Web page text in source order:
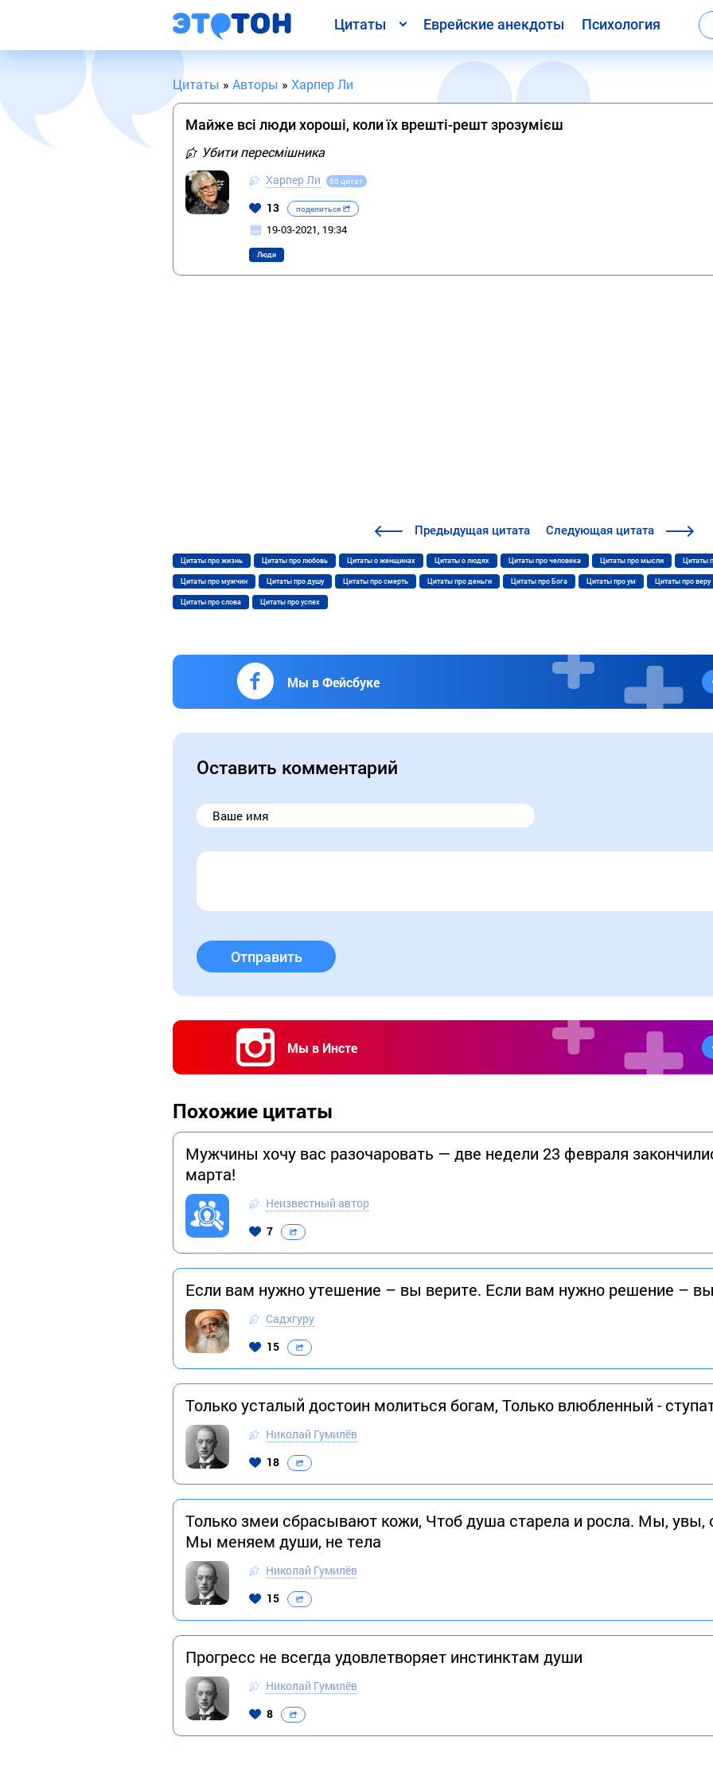
Цитаты Еврейские анекдоты Психология
Цитаты » Авторы » Харпер Ли
Майже всі люди хороші, коли їх врешті-решт зрозумієш
Убити пересмішника
Харпер Ли 65 цитат
13 поделиться
19-03-2021, 19:34
Люди
Предыдущая цитата Следующая цитата
Цитаты про жизнь Цитаты про любовь Цитаты о женщинах Цитаты о людях Цитаты про человека Цитаты про мысли Цитаты
Цитаты про мужчин Цитаты про душу Цитаты про смерть Цитаты про деньги Цитаты про Бога Цитаты про ум Цитаты про веру
Цитаты про слова Цитаты про успех
Мы в Фейсбуке
Оставить комментарий
Отправить
Мы в Инсте
Похожие цитаты
Мужчины хочу вас разочаровать — две недели 23 февраля
марта!
Неизвестный автор
7
Если вам нужно утешение – вы верите. Если вам нужно решение –
Садхгуру
15
Только усталый достоин молиться богам, Только влюбленный -
Николай Гумилёв
18
Только змеи сбрасывают кожи, Чтоб душа старела и росла. Мы, увы,
Мы меняем души, не тела
Николай Гумилёв
15
Прогресс не всегда удовлетворяет инстинктам души
Николай Гумилёв
8